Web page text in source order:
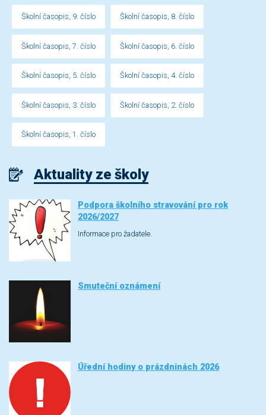
Školní časopis, 9. číslo Školní časopis, 8. číslo
Školní časopis, 7. číslo Školní časopis, 6. číslo
Školní časopis, 5. číslo Školní časopis, 4. číslo
Školní časopis, 3. číslo Školní časopis, 2. číslo
Školní časopis, 1. číslo
Aktuality ze školy
Podpora školního stravování pro rok
2026/2027
Informace pro žadatele.
Smuteční oznámení
Úřední hodiny o prázdninách 2026